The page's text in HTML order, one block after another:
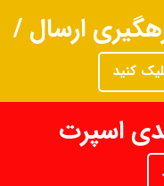
ارسال /
کنید
اسپرت